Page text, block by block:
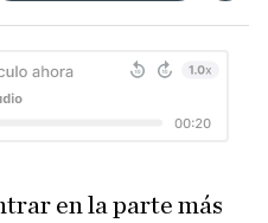
en la parte más